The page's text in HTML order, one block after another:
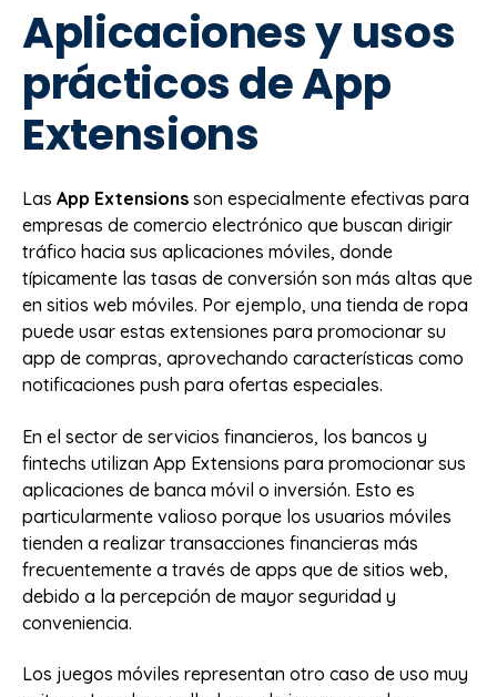
Aplicaciones y usos
prácticos de App
Extensions
Las App Extensions son especialmente efectivas para
empresas de comercio electrónico que buscan dirigir
tráfico hacia sus aplicaciones móviles, donde
típicamente las tasas de conversión son más altas que
en sitios web móviles. Por ejemplo, una tienda de ropa
puede usar estas extensiones para promocionar su
app de compras, aprovechando características como
notificaciones push para ofertas especiales.
En el sector de servicios financieros, los bancos y
fintechs utilizan App Extensions para promocionar sus
aplicaciones de banca móvil o inversión. Esto es
particularmente valioso porque los usuarios móviles
tienden a realizar transacciones financieras más
frecuentemente a través de apps que de sitios web,
debido a la percepción de mayor seguridad y
conveniencia.
Los juegos móviles representan otro caso de uso muy